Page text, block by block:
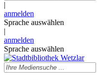
|
anmelden
Sprache auswählen
|
anmelden
Sprache auswählen